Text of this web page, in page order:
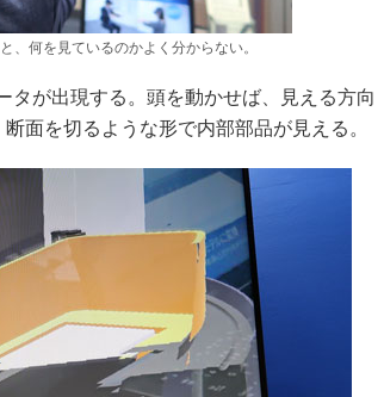
、何を見ているのかよく分からない。
が出現する。頭を動かせば、見える方向
面を切るような形で内部部品が見える。